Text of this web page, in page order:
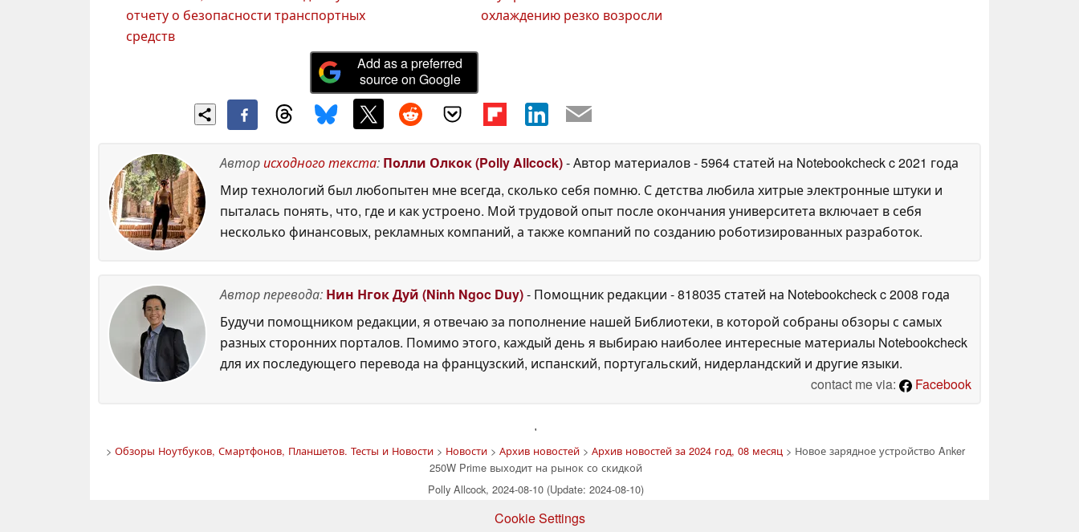
отчету о безопасности транспортных
средств
охлаждению резко возросли
Add as a preferred
source on Google
Авторисходного текста: Полли Олкок (Polly Allcock)- Автор материалов- 5964 статей на Notebookcheckc 2021 года
Мир технологий был любопытен мне всегда, сколько себя помню. С детства любила хитрые электронные штуки и
пыталась понять, что, где и как устроено. Мой трудовой опыт после окончания университета включает в себя
несколько финансовых, рекламных компаний, а также компаний по созданию роботизированных разработок.
Автор перевода: Нин Нгок Дуй (Ninh Ngoc Duy)- Помощник редакции - 818035 статей на Notebookcheckc 2008 года
Будучи помощником редакции, я отвечаю за пополнение нашей Библиотеки, в которой собраны обзоры с самых
разных сторонних порталов. Помимо этого, каждый день я выбираю наиболее интересные материалы Notebookcheck
для их последующего перевода на французский, испанский, португальский, нидерландский и другие языки.
contact me via:
Facebook
'
> Обзоры Ноутбуков, Смартфонов, Планшетов. Тесты и Новости > Новости > Архив новостей > Архив новостей за 2024 год, 08 месяц > Новое зарядное устройство Anker
250W Prime выходит на рынок со скидкой
Polly Allcock, 2024-08-10 (Update: 2024-08-10)
Cookie Settings